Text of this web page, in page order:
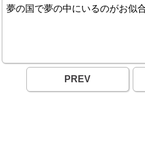
夢の国で夢の中にいるのがお似
PREV